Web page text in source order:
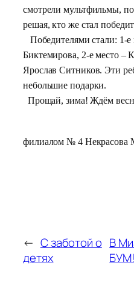
смотрели мультфильмы,
решая, кто же стал
Победителями стали: 1-е
Биктемирова, 2-е место –
Ярослав Ситников. Эти
небольшие подарки.
Прощай, зима! Ждём
зав.
филиалом № 4 Некрасова
← С заботой о
детях
В
БУМ!